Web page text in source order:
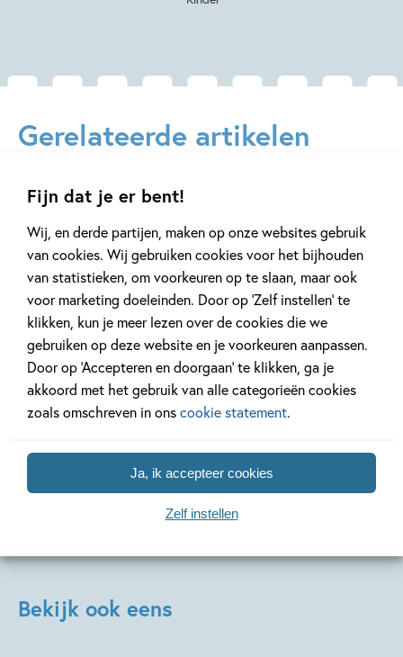
Fijn dat je er bent!
Wij, en derde partijen, maken op onze websites gebruik
van cookies. Wij gebruiken cookies voor het bijhouden
van statistieken, om voorkeuren op te slaan, maar ook
voor marketing doeleinden. Door op ‘Zelf instellen’ te
klikken, kun je meer lezen over de cookies die we
gebruiken op deze website en je voorkeuren aanpassen.
Door op ‘Accepteren en doorgaan’ te klikken, ga je
akkoord met het gebruik van alle categorieën cookies
zoals omschreven in onscookie statement.
Ja, ik accepteer cookies
Zelf instellen
Gerelateerde artikelen
Leren lezen voor kleuters
Achtergrond
Lees meer
Wat is AVI en
AVI-niveau
Lees meer
Bekijk ook eens